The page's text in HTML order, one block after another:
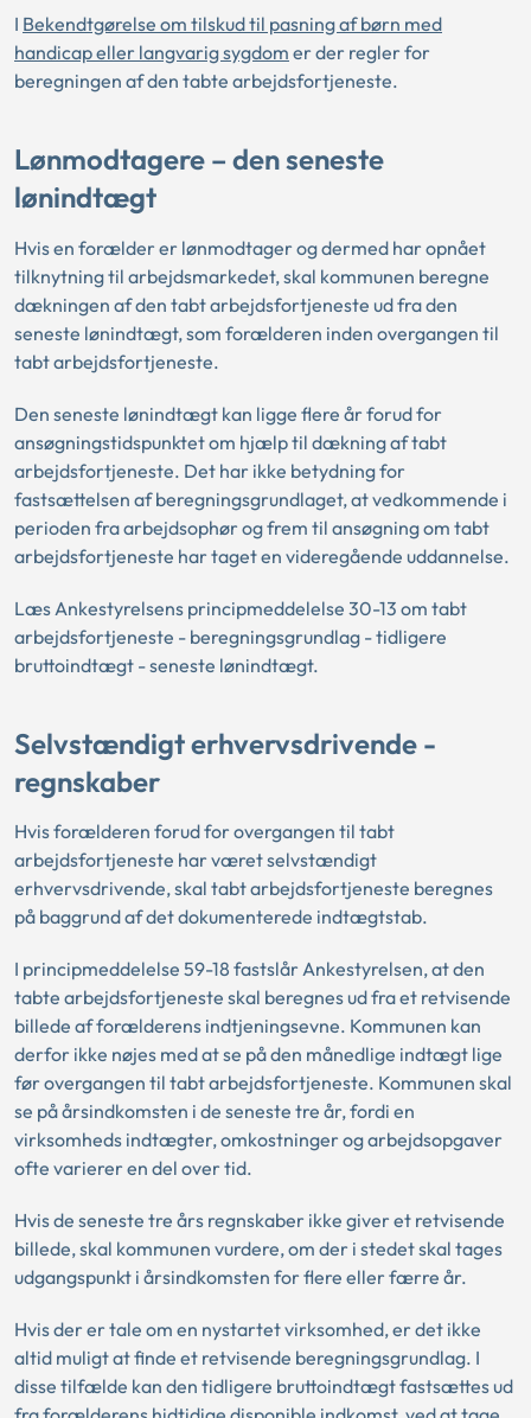
I Bekendtgørelse om tilskud til pasning af børn med
handicap eller langvarig sygdom er der regler for
beregningen af den tabte arbejdsfortjeneste.
Lønmodtagere – den seneste
lønindtægt
Hvis en forælder er lønmodtager og dermed har opnået
tilknytning til arbejdsmarkedet, skal kommunen beregne
dækningen af den tabt arbejdsfortjeneste ud fra den
seneste lønindtægt, som forælderen inden overgangen til
tabt arbejdsfortjeneste.
Den seneste lønindtægt kan ligge flere år forud for
ansøgningstidspunktet om hjælp til dækning af tabt
arbejdsfortjeneste. Det har ikke betydning for
fastsættelsen af beregningsgrundlaget, at vedkommende i
perioden fra arbejdsophør og frem til ansøgning om tabt
arbejdsfortjeneste har taget en videregående uddannelse.
Læs Ankestyrelsens principmeddelelse 30-13 om tabt
arbejdsfortjeneste - beregningsgrundlag - tidligere
bruttoindtægt - seneste lønindtægt.
Selvstændigt erhvervsdrivende -
regnskaber
Hvis forælderen forud for overgangen til tabt
arbejdsfortjeneste har været selvstændigt
erhvervsdrivende, skal tabt arbejdsfortjeneste beregnes
på baggrund af det dokumenterede indtægtstab.
I principmeddelelse 59-18 fastslår Ankestyrelsen, at den
tabte arbejdsfortjeneste skal beregnes ud fra et retvisende
billede af forælderens indtjeningsevne. Kommunen kan
derfor ikke nøjes med at se på den månedlige indtægt lige
før overgangen til tabt arbejdsfortjeneste. Kommunen skal
se på årsindkomsten i de seneste tre år, fordi en
virksomheds indtægter, omkostninger og arbejdsopgaver
ofte varierer en del over tid.
Hvis de seneste tre års regnskaber ikke giver et retvisende
billede, skal kommunen vurdere, om der i stedet skal tages
udgangspunkt i årsindkomsten for flere eller færre år.
Hvis der er tale om en nystartet virksomhed, er det ikke
altid muligt at finde et retvisende beregningsgrundlag. I
disse tilfælde kan den tidligere bruttoindtægt fastsættes ud